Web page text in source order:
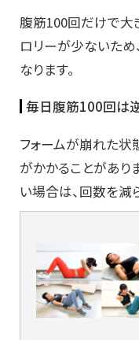
腹筋100回だけで大
ロリーが少ないた
なります。
毎日腹筋100回は
フォームが崩れた状
がかかることがあり
い場合は、回数を減